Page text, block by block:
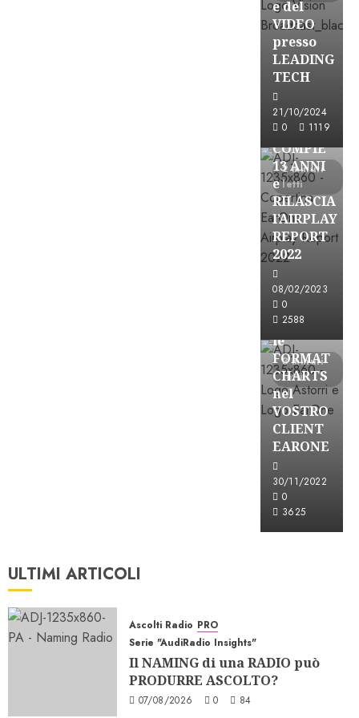
e del
VIDEO
presso
LEADING
TECH
21/10/2024
0
1119
2 minuti
letti
Partnership
EARONE
COMPIE
13 ANNI
e
RILASCIA
l’AIRPLAY
REPORT
2022
08/02/2023
0
2588
3 minuti
letti
Partnership
le
FORMAT
CHARTS
nel
VOSTRO
CLIENT
EARONE
30/11/2022
0
3625
ULTIMI ARTICOLI
Ascolti Radio PRO
Serie "AudiRadio Insights"
Il NAMING di una RADIO può
PRODURRE ASCOLTO?
07/08/2026 0 84